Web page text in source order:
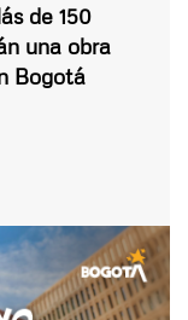
de 150
una obra
Bogotá